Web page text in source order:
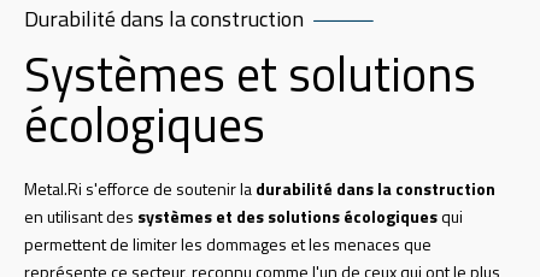
Durabilité dans la construction
Systèmes et solutions
écologiques
Metal.Ri s'efforce de soutenir ladurabilité dans la construction
en utilisant des systèmes et des solutions écologiquesqui
permettent de limiter les dommages et les menaces que
représente ce secteur, reconnu comme l'un de ceux qui ont le plus